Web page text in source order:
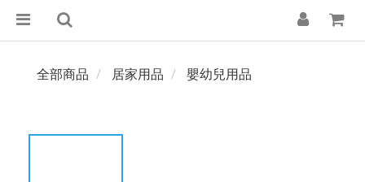
全部商品 居家用品 嬰幼兒用品